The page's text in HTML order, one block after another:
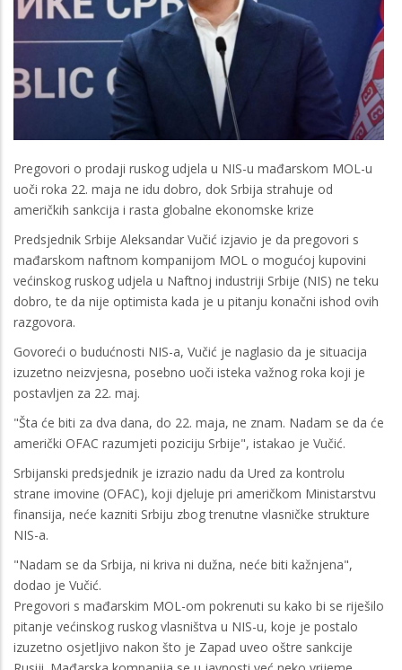
Pregovori o prodaji ruskog udjela u NIS-u mađarskom MOL-u
uoči roka 22. maja ne idu dobro, dok Srbija strahuje od
američkih sankcija i rasta globalne ekonomske krize
Predsjednik Srbije Aleksandar Vučić izjavio je da pregovori s
mađarskom naftnom kompanijom MOL o mogućoj kupovini
većinskog ruskog udjela u Naftnoj industriji Srbije (NIS) ne teku
dobro, te da nije optimista kada je u pitanju konačni ishod ovih
razgovora.
Govoreći o budućnosti NIS-a, Vučić je naglasio da je situacija
izuzetno neizvjesna, posebno uoči isteka važnog roka koji je
postavljen za 22. maj.
"Šta će biti za dva dana, do 22. maja, ne znam. Nadam se da će
američki OFAC razumjeti poziciju Srbije", istakao je Vučić.
Srbijanski predsjednik je izrazio nadu da Ured za kontrolu
strane imovine (OFAC), koji djeluje pri američkom Ministarstvu
finansija, neće kazniti Srbiju zbog trenutne vlasničke strukture
NIS-a.
"Nadam se da Srbija, ni kriva ni dužna, neće biti kažnjena",
dodao je Vučić.
Pregovori s mađarskim MOL-om pokrenuti su kako bi se riješilo
pitanje većinskog ruskog vlasništva u NIS-u, koje je postalo
izuzetno osjetljivo nakon što je Zapad uveo oštre sankcije